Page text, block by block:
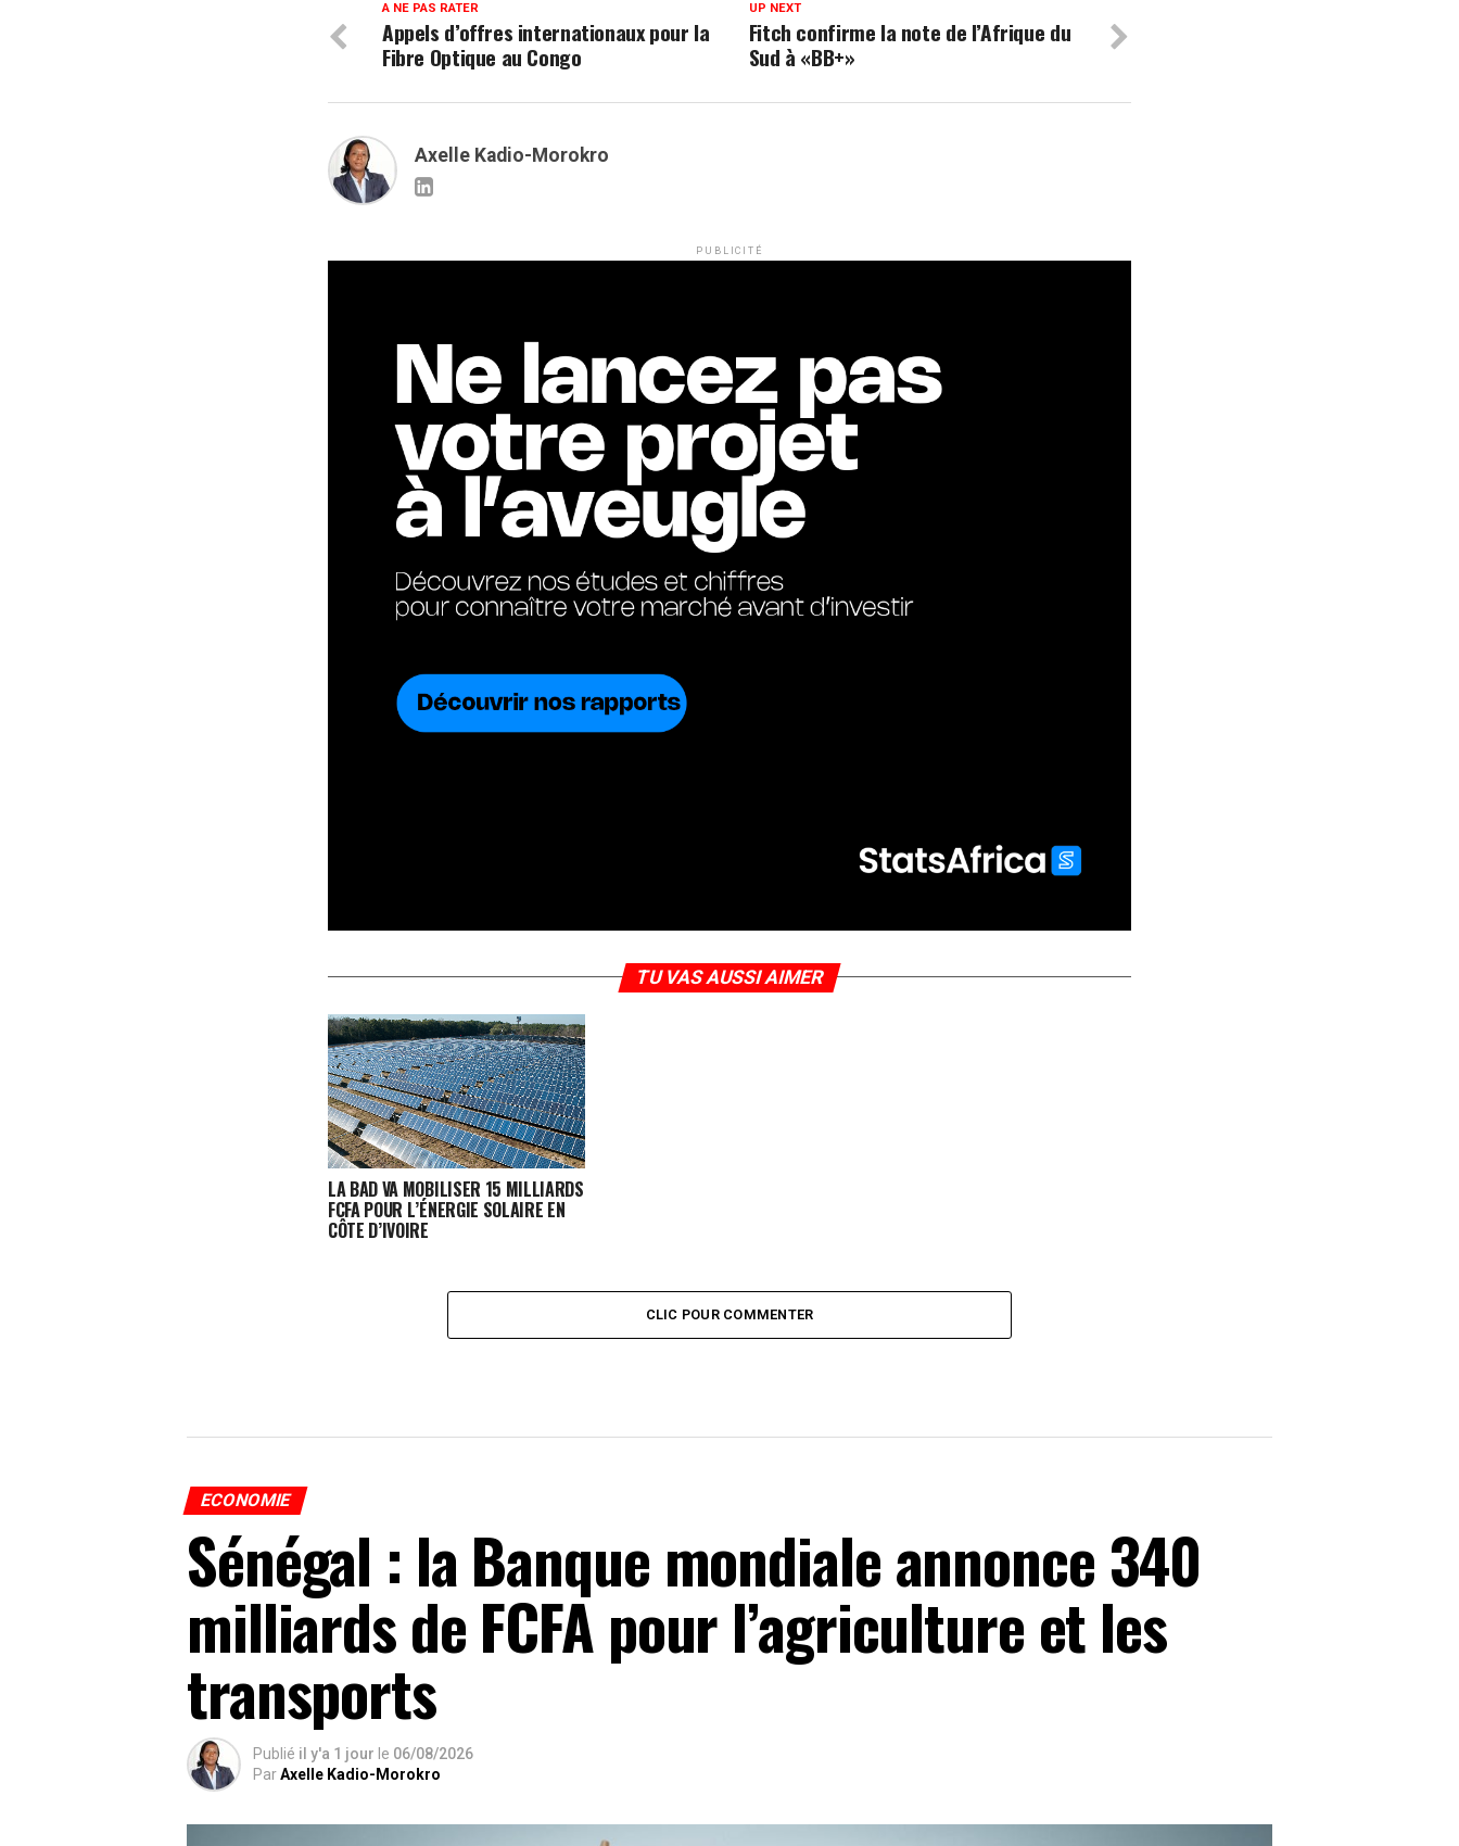
UP NEXT
Fitch confirme la note de l’Afrique du
Sud à «BB+»
A NE PAS RATER
Appels d’offres internationaux pour la
Fibre Optique au Congo
Axelle Kadio-Morokro
PUBLICITÉ
TU VAS AUSSI AIMER
LA BAD VA MOBILISER 15 MILLIARDS
FCFA POUR L’ÉNERGIE SOLAIRE EN
CÔTE D’IVOIRE
CLIC POUR COMMENTER
ECONOMIE
Sénégal : la Banque mondiale annonce 340
milliards de FCFA pour l’agriculture et les
transports
Publié il y'a 1 jour le 06/08/2026
ParAxelle Kadio-Morokro